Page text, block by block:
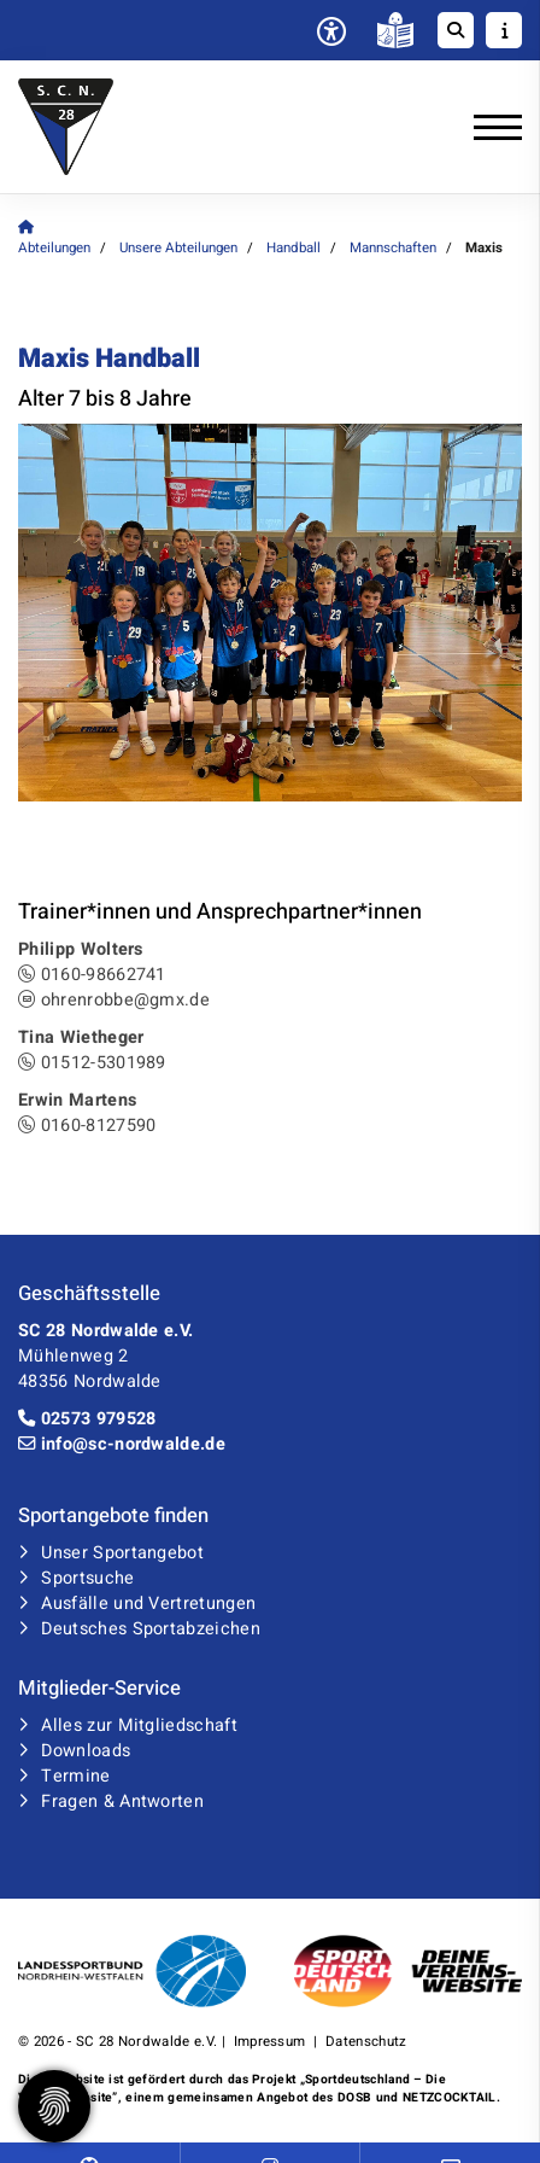
Abteilungen Unsere Abteilungen Handball Mannschaften Maxis
Maxis Handball
Alter 7 bis 8 Jahre
Trainer*innen und Ansprechpartner*innen
Philipp Wolters
0160-98662741
ohrenrobbe@gmx.de
Tina Wietheger
01512-5301989
Erwin Martens
0160-8127590
Geschäftsstelle
SC 28 Nordwalde e.V.
Mühlenweg 2
48356 Nordwalde
02573 979528
info@sc-nordwalde.de
Sportangebote finden
Unser Sportangebot
Sportsuche
Ausfälle und Vertretungen
Deutsches Sportabzeichen
Mitglieder-Service
Alles zur Mitgliedschaft
Downloads
Termine
Fragen & Antworten
© 2026 - SC 28 Nordwalde e.V. | Impressum | Datenschutz
Diese Website ist gefördert durch das Projekt „Sportdeutschland – Die
Vereinswebsite”, einem gemeinsamen Angebot des DOSB und NETZCOCKTAIL.